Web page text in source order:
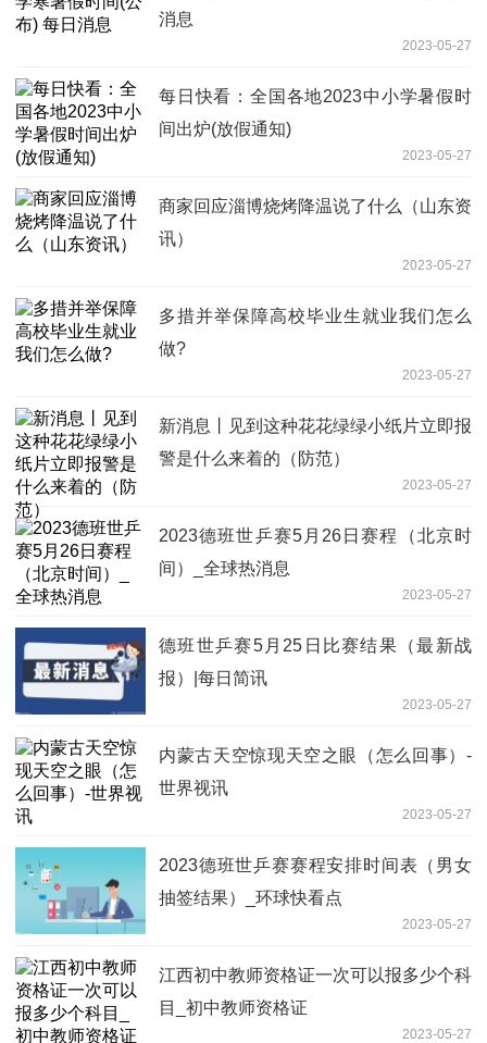
消息
2023-05-27
每日快看：全国各地2023中小学暑假时
间出炉(放假通知)
2023-05-27
商家回应淄博烧烤降温说了什么（山东资
讯）
2023-05-27
多措并举保障高校毕业生就业我们怎么
做?
2023-05-27
新消息丨见到这种花花绿绿小纸片立即报
警是什么来着的（防范）
2023-05-27
2023德班世乒赛5月26日赛程（北京时
间）_全球热消息
2023-05-27
德班世乒赛5月25日比赛结果（最新战
报）|每日简讯
2023-05-27
内蒙古天空惊现天空之眼（怎么回事）-
世界视讯
2023-05-27
2023德班世乒赛赛程安排时间表（男女
抽签结果）_环球快看点
2023-05-27
江西初中教师资格证一次可以报多少个科
目_初中教师资格证
2023-05-27